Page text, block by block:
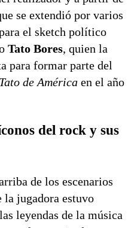
se extendió por varios
el sketch político
Tato Bores, quien la
para formar parte del
Tato de América en el año
del rock y sus
de los escenarios
la jugadora estuvo
leyendas de la música